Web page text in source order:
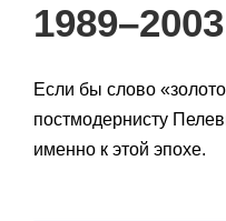
1989–2003
Если бы слово
постмодернисту
именно к этой эпохе.